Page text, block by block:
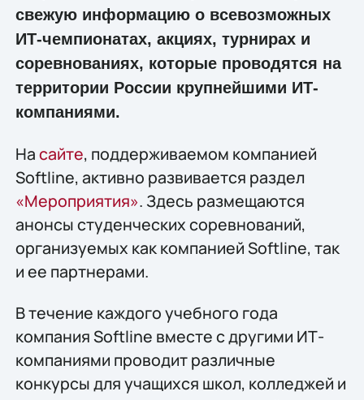
свежую информацию о всевозможных
ИТ-чемпионатах, акциях, турнирах и
соревнованиях, которые проводятся на
территории России крупнейшими ИТ-
компаниями.
Насайте, поддерживаемом компанией
Softline, активно развивается раздел
«Мероприятия». Здесь размещаются
анонсы студенческих соревнований,
организуемых как компанией Softline, так
и ее партнерами.
В течение каждого учебного года
компания Softline вместе с другими ИТ-
компаниями проводит различные
конкурсы для учащихся школ, колледжей и